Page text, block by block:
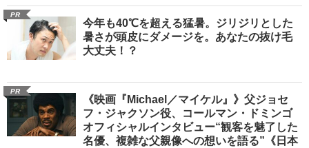
PR
今年も40℃を超える猛暑。ジリジリとした
暑さが頭皮にダメージを。あなたの抜け毛
大丈夫！？
PR
《映画『Michael／マイケル』》父ジョセ
フ・ジャクソン役、コールマン・ドミンゴ
オフィシャルインタビュー“観客を魅了した
名優、複雑な父親像への想いを語る”《日本